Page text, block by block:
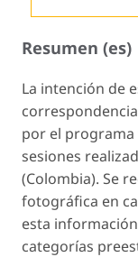
Resumen (es)
La intención de
por el programa
sesiones
(Colombia). Se
fotográfica en
esta
categorías